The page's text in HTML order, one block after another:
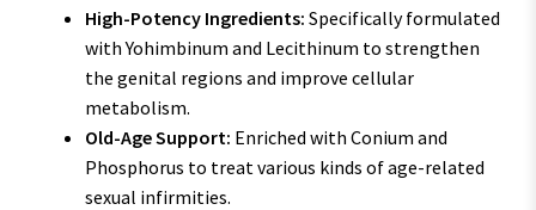
High-Potency Ingredients: Specifically formulated
with Yohimbinum and Lecithinum to strengthen
the genital regions and improve cellular
metabolism.
Old-Age Support: Enriched with Conium and
Phosphorus to treat various kinds of age-related
sexual infirmities.